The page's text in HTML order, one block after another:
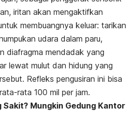
iritan akan mengaktifkan
membuangnya keluar: tarikan
udara dalam paru,
diafragma mendadak yang
lewat mulut dan hidung yang
Refleks pengusiran ini bisa
rata 100 mil per jam.
Sakit? Mungkin Gedung Kantor